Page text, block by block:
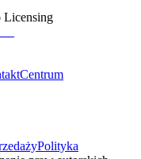
Licensing
Centrum
Polityka